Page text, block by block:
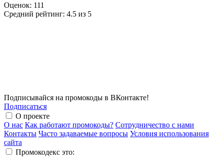
Оценок: 111
Средний рейтинг: 4.5 из 5
Подписывайся на промокоды в ВКонтакте!
Подписаться
О проекте
О нас Как работают промокоды? Сотрудничество с нами
Контакты Часто задаваемые вопросы Условия использования
сайта
Промокодекс это: